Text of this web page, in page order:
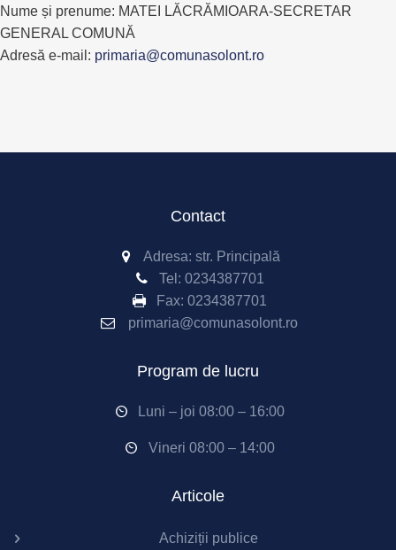
Nume și prenume: MATEI LĂCRĂMIOARA-SECRETAR
GENERAL COMUNĂ
Adresă e-mail: primaria@comunasolont.ro
Contact
Adresa: str. Principală
Tel: 0234387701
Fax: 0234387701
primaria@comunasolont.ro
Program de lucru
Luni – joi 08:00 – 16:00
Vineri 08:00 – 14:00
Articole
Achiziții publice